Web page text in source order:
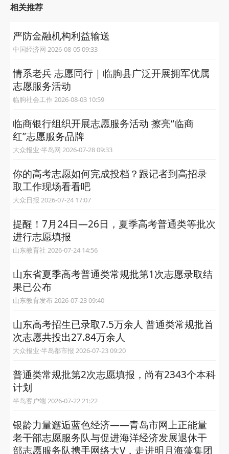
相关推荐
严防金融机构利益输送
中国经济网 2026-08-05 09:33
情系老兵 志愿同行｜临朐县广泛开展拥军优属
志愿服务活动
临朐社会工作 2026-08-03 10:59
临商银行组织开展志愿服务活动 擦亮“临商
红”志愿服务品牌
大众报业·半岛网 2026-07-28 09:33
你的高考志愿如何完成投档？跟记者到高招录
取工作现场看看吧
大众日报 2026-07-24 17:07
提醒！7月24日—26日，夏季高考普通类等批次
进行志愿填报
山东教育社 2026-07-24 14:56
山东省夏季高考普通类常规批第1次志愿录取结
果已公布
山东教育发布 2026-07-23 09:40
山东高考招生已录取7.5万余人 普通类常规批首
次志愿共投出27.84万余人
大众报业·半岛都市报 2026-07-23 09:20
普通类常规批第2次志愿填报，尚有2343个本科
计划
半岛客户端 2026-07-22 21:22
银龄力量邂逅蓝色经济——青岛市网上正能量
老干部志愿服务队与促进海洋经济发展退休干
部志愿服务队携手网络大V，走进明月海藻集团